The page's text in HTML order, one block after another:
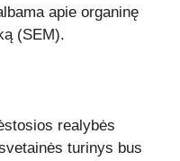
apie organinę
(SEM).
realybės
turinys bus